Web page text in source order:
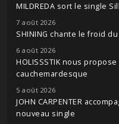
MILDREDA sort le single
7 août 2026
SHINING chante le froid
6 août 2026
HOLISSSTIK nous
cauchemardesque
5 août 2026
JOHN CARPENTER
nouveau single